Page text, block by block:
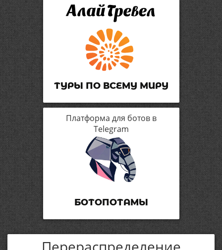
ТУРЫ ПО ВСЕМУ МИРУ
Платформа для ботов в
Telegram
БОТОПОТАМЫ